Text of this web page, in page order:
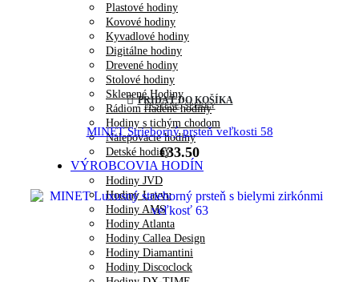
Plastové hodiny
Kovové hodiny
Kyvadlové hodiny
Digitálne hodiny
Drevené hodiny
Stolové hodiny
Sklenené Hodiny
Rádiom riadené hodiny
Hodiny s tichým chodom
Nalepovacie hodiny
Detské hodiny
VÝROBCOVIA HODÍN
Hodiny JVD
Hodiny Lavvu
Hodiny AMS
Hodiny Atlanta
Hodiny Callea Design
Hodiny Diamantini
Hodiny Discoclock
PRIDAŤ DO KOŠÍKA
PRSTENE,ŠPERKY
MINET Strieborný prsteň veľkosti 58
€33.50